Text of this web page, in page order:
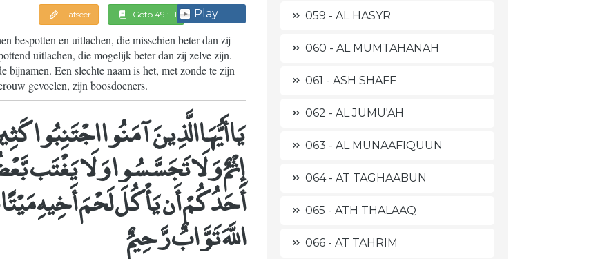
Tafseer Goto 49 : 11 Play
bespotten en uitlachen, die misschien beter dan zij
uitlachen, die mogelijk beter dan zij zelve zijn.
bijnamen. Een slechte naam is het, met zonde te zijn
gevoelen, zijn boosdoeners.
يَا أَيُّهَا الَّذِينَ آمَنُوا اجْتَنِبُوا
إِثْمٌ وَلَا تَجَسَّسُوا وَلَا
أَحَدُكُمْ أَن يَأْكُلَ لَحْمَ أَخِيهِ
اللَّهَ تَوَّابٌ رَّحِيمٌ
059 - AL HASYR
060 - AL MUMTAHANAH
061 - ASH SHAFF
062 - AL JUMU'AH
063 - AL MUNAAFIQUUN
064 - AT TAGHAABUN
065 - ATH THALAAQ
066 - AT TAHRIM